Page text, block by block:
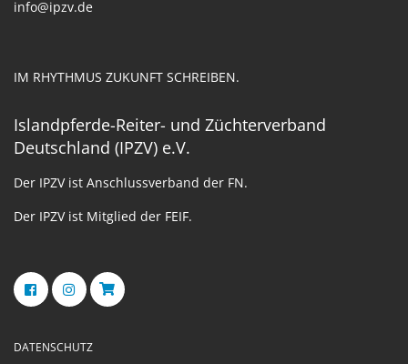
info@ipzv.de
IM RHYTHMUS ZUKUNFT SCHREIBEN.
Islandpferde-Reiter- und Züchterverband
Deutschland (IPZV) e.V.
Der IPZV ist Anschlussverband der FN.
Der IPZV ist Mitglied der FEIF.
DATENSCHUTZ